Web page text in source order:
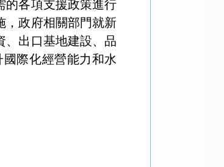
的各項支援政策進行
，政府相關部門就新
、出口基地建設、品
際化經營能力和水